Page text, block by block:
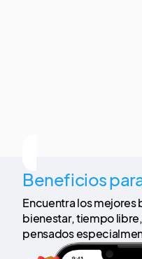
Beneficios
Encuentra los mejores
bienestar, tiempo
pensados